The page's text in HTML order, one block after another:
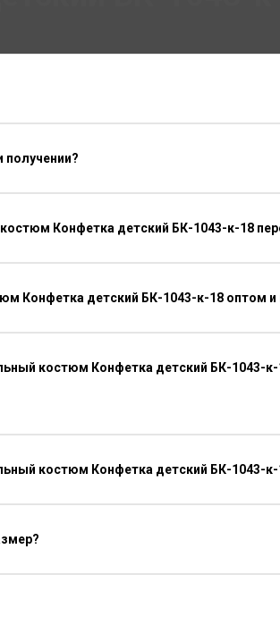
получении?
Конфетка детский БК-1043-к-18
Конфетка детский БК-1043-к-18 оптом и
костюм Конфетка детский БК-1043-к-
костюм Конфетка детский БК-1043-